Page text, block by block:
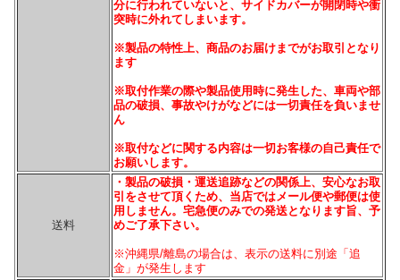
分に行われていないと、サイドカバーが開閉時や衝
突時に外れてしまいます。
※製品の特性上、商品のお届けまでがお取引となり
ます
※取付作業の際や製品使用時に発生した、車両や部
品の破損、事故やけがなどには一切責任を負いませ
ん
※取付などに関する内容は一切お客様の自己責任で
お願いします。
送料
・製品の破損・運送追跡などの関係上、安心なお取
引をさせて頂くため、当店ではメール便や郵便は使
用しません。宅急便のみでの発送となります旨、予
めご了承下さい。
※沖縄県/離島の場合は、表示の送料に別途「追
金」が発生します